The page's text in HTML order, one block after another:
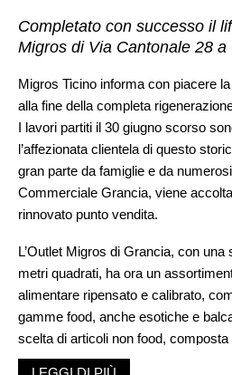
Completato con successo il
Migros di Via Cantonale 28 a
Migros Ticino informa con piacere
alla fine della completa
I lavori partiti il 30 giugno scorso
l’affezionata clientela di questo
gran parte da famiglie e da
Commerciale Grancia, viene
rinnovato punto vendita.
L’Outlet Migros di Grancia, con
metri quadrati, ha ora un
alimentare ripensato e calibrato,
gamme food, anche esotiche e
scelta di articoli non food, composta
elettrodomestici, tessili, tele